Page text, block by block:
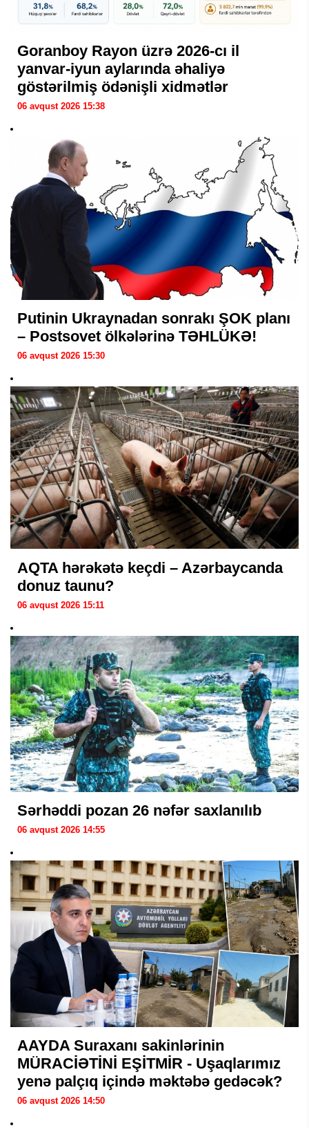
Goranboy Rayon üzrə 2026-cı il
yanvar-iyun aylarında əhaliyə
göstərilmiş ödənişli xidmətlər
06 avqust 2026 15:38
Putinin Ukraynadan sonrakı ŞOK planı
– Postsovet ölkələrinə TƏHLÜKƏ!
06 avqust 2026 15:30
AQTA hərəkətə keçdi – Azərbaycanda
donuz taunu?
06 avqust 2026 15:11
Sərhəddi pozan 26 nəfər saxlanılıb
06 avqust 2026 14:55
AAYDA Suraxanı sakinlərinin
MÜRACİƏTİNİ EŞİTMİR - Uşaqlarımız
yenə palçıq içində məktəbə gedəcək?
06 avqust 2026 14:50